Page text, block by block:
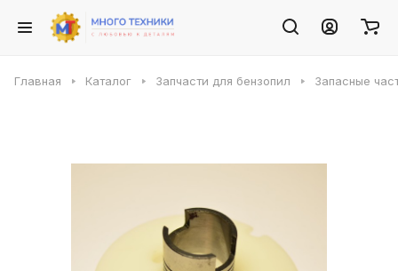
Главная Каталог Запчасти для бензопил Запасные